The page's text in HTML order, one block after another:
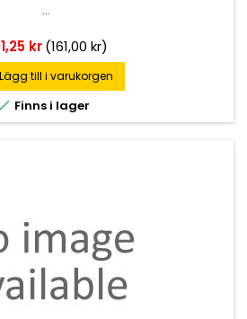
...
kr(161,00 kr)
Lägg till i varukorgen
Finns i lager